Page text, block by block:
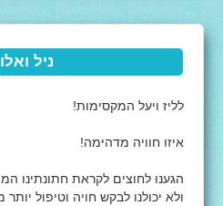
ניל
לליז ויעל המקסימות!
איזו חוויה מדהימה!
הגענו לחוצים לקראת חתונתינו
ולא יכולנו לבקש חויה וטיפול